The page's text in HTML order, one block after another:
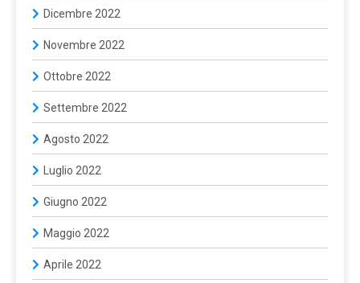
Dicembre 2022
Novembre 2022
Ottobre 2022
Settembre 2022
Agosto 2022
Luglio 2022
Giugno 2022
Maggio 2022
Aprile 2022